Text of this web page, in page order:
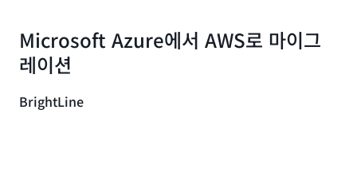
“프로젝트 대기 시간을 크게 줄이고 중국과 라틴
아메리카의 주요 매출 시장에 더 많은 콘텐츠를
제공할 수 있게 되었습니다. 우리에게는 대단히
중요한 조치이고 향후 오랫동안 우리 사업을 좌
Infor는 라스트 마일 기능과 과학적 인사이트를 갖춘 비즈니
스 애플리케이션을 제작합니다. 엄선된 산업을 위한 이 애플
리케이션은 클라우드를 통해 안전하게 제공됩니다.
“3개 리전의 데이터 약 11TB를 이전한 후 5개의
“AWS Application Modernizatin Lab(AML)
은 Verisk의 향후 설계 패턴이 클라우드 네이티
브 패턴이 되도록 지원함으로써 Verisk
Analytics LNAV 팀이 현대화 속도를 높이는 데
결정적인 역할을 했습니다. 그 결과 AML에서 얻
Microsoft Azure에서 AWS로 마이그
레이션
BrightLine